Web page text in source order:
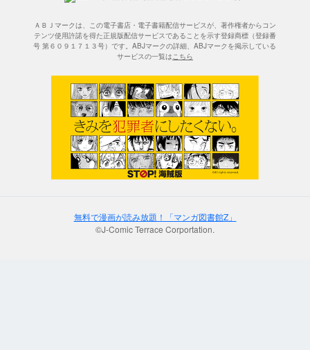
ＡＢＪマークは、この電子書店・電子書籍配信サービスが、著作権者からコン
テンツ使用許諾を得た正規版配信サービスであることを示す登録商標（登録番
号 第６０９１７１３号）です。ABJマークの詳細、ABJマークを掲示している
サービスの一覧はこちら
無料で漫画が読み放題！「マンガ図書館Z」
©J-Comic Terrace Corportation.